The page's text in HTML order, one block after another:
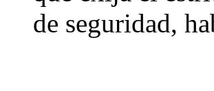
de seguridad,